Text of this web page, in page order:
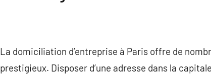
La domiciliation d’entreprise à Paris offre de
prestigieux. Disposer d’une adresse dans la